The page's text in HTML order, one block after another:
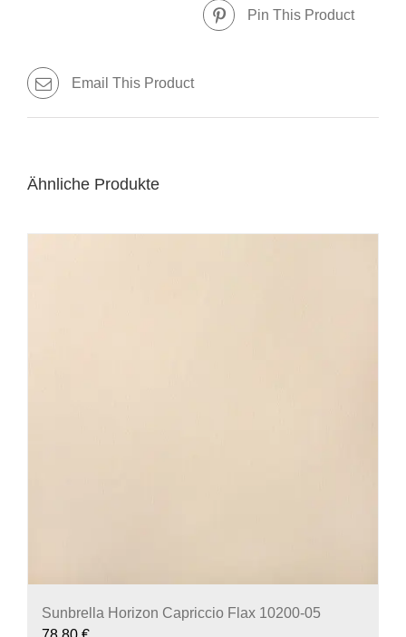
Pin This Product
Email This Product
Ähnliche Produkte
Sunbrella Horizon Capriccio Flax 10200-05